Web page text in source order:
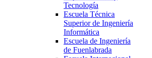
Tecnología
Escuela Técnica
Superior de Ingeniería
Informática
Escuela de Ingeniería
de Fuenlabrada